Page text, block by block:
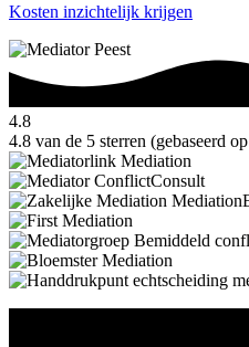
Kosten inzichtelijk krijgen
4.8
4.8 van de 5 sterren (gebaseerd op